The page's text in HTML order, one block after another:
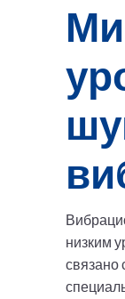
низким
связано